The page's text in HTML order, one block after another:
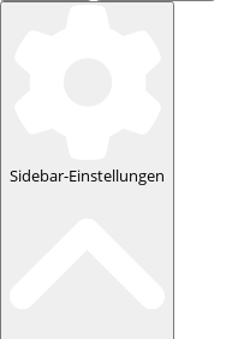
Sidebar-Einstellungen